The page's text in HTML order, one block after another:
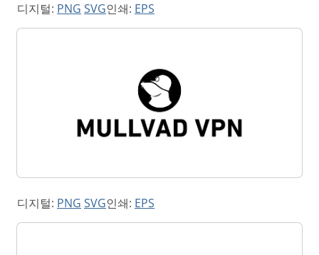
디지털: PNG SVG인쇄: EPS
디지털: PNG SVG인쇄: EPS